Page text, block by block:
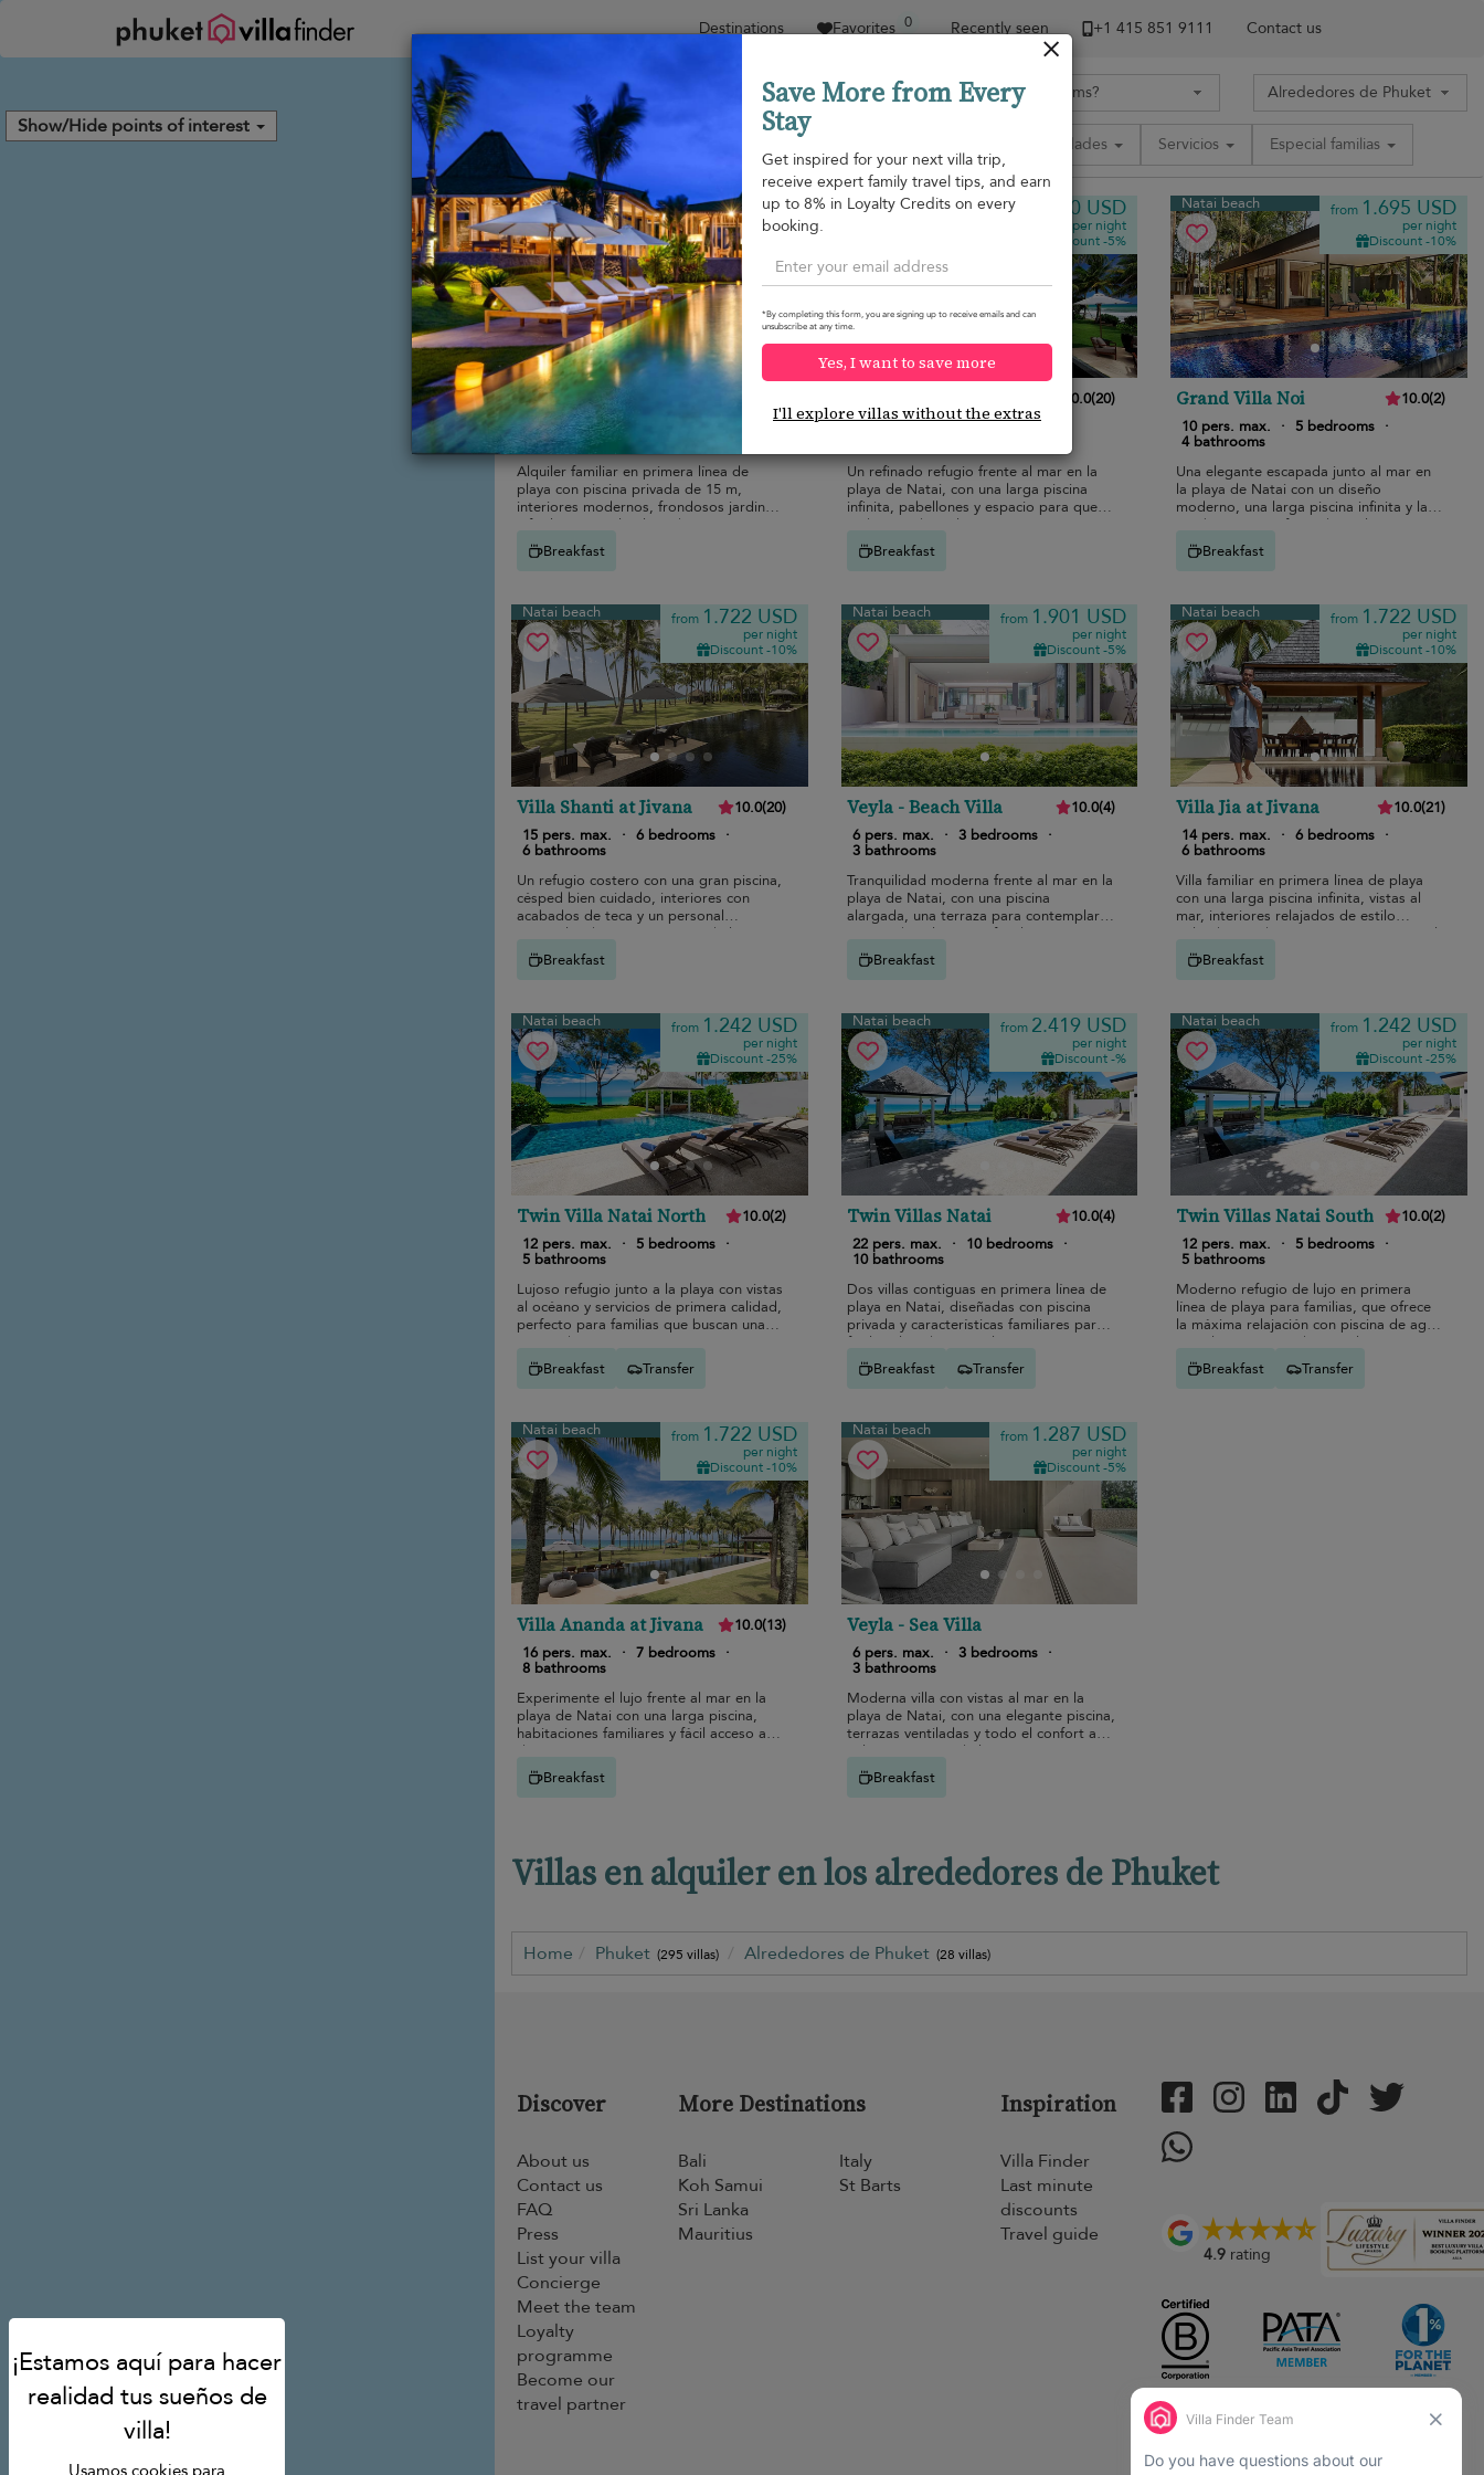
Destinations Favorites 0 Recently seen +1 ​415 851 9111 Contact us
Show/Hide points of interest
Sort by Price range Collecciones Comodidades Servicios Especial familias
Natai beach from900 USD
per night
Discount -10%
Villa Infinity Blue 10.0
9 pers. max. ·
4 bathrooms
Alquiler familiar en primera línea de
playa con piscina privada de 15 m,
interiores modernos, frondosos jardines
y fácil acceso a la playa de Natai para
unas relajadas vacaciones de lujo.
Breakfast
Natai beach from 2.930 USD
per night
Discount -5%
10.0(20)
14 pers. max. · 7 bedrooms
Un refinado refugio frente al mar en la
playa de Natai, con una larga piscina
infinita, pabellones y espacio para que
todos puedan relajarse juntos.
Breakfast
Natai beach from 1.695 USD
per night
Discount -10%
Grand Villa Noi 10.0(2)
10 pers. max.
· 5 bedrooms ·
4 bathrooms
Una elegante escapada junto al mar en
la playa de Natai con un diseño
moderno, una larga piscina infinita y la
combinación perfecta de estilo y
comodidad para familias.
Breakfast
Natai beach from 1.722 USD
per night
Discount -10%
Villa Shanti at Jivana 10.0(20)
15 pers. max.
· 6 bedrooms ·
6 bathrooms
Un refugio costero con una gran piscina,
césped bien cuidado, interiores con
acabados de teca y un personal
especializado a pocos pasos de las
inmaculadas arenas de Natai.
Breakfast
Natai beach from 1.901 USD
per night
Discount -5%
Veyla - Beach Villa 10.0(4)
6 pers. max.
· 3 bedrooms ·
3 bathrooms
Tranquilidad moderna frente al mar en la
playa de Natai, con una piscina
alargada, una terraza para contemplar la
puesta de sol y zonas familiares a pocos
pasos de la arena.
Breakfast
Natai beach from 1.722 USD
per night
Discount -10%
Villa Jia at Jivana 10.0(21)
14 pers. max.
· 6 bedrooms ·
6 bathrooms
Villa familiar en primera línea de playa
con una larga piscina infinita, vistas al
mar, interiores relajados de estilo
tailandés-moderno y un atento personal
para unas vacaciones de lujo
Breakfast
Natai beach from 1.242 USD
per night
Discount -25%
Twin Villa Natai North 10.0(2)
12 pers. max.
· 5 bedrooms ·
5 bathrooms
Lujoso refugio junto a la playa con vistas
al océano y servicios de primera calidad,
perfecto para familias que buscan una
escapada serena.
Breakfast
Transfer
Natai beach from 2.419 USD
per night
Discount -%
Twin Villas Natai 10.0(4)
22 pers. max.
· 10 bedrooms ·
10 bathrooms
Dos villas contiguas en primera línea de
playa en Natai, diseñadas con piscina
privada y características familiares para
facilitar la vida tropical.
Breakfast
Transfer
Natai beach from 1.242 USD
per night
Discount -25%
Twin Villas Natai South 10.0(2)
12 pers. max.
· 5 bedrooms ·
5 bathrooms
Moderno refugio de lujo en primera
línea de playa para familias, que ofrece
la máxima relajación con piscina de agua
cristalina y acceso directo al mar.
Breakfast
Transfer
Natai beach from 1.722 USD
per night
Discount -10%
Villa Ananda at Jivana 10.0(13)
16 pers. max.
· 7 bedrooms ·
8 bathrooms
Experimente el lujo frente al mar en la
playa de Natai con una larga piscina,
habitaciones familiares y fácil acceso a
deportes acuáticos.
Breakfast
Natai beach from 1.287 USD
per night
Discount -5%
Veyla - Sea Villa
6 pers. max. · 3 bedrooms ·
3 bathrooms
Moderna villa con vistas al mar en la
playa de Natai, con una elegante piscina,
terrazas ventiladas y todo el confort a
solo unos pasos de la arena.
Breakfast
Villas en alquiler en los alrededores de Phuket
Home Phuket (295 villas) Alrededores de Phuket (28 villas)
Save More from Every
Stay
Get inspired for your next villa trip,
receive expert family travel tips, and earn
up to 8% in Loyalty Credits on every
booking.
*By completing this form, you are signing up to receive emails and can
unsubscribe at any time.
Yes, I want to save more
I'll explore villas without the extras
Discover
About us
Contact us
FAQ
Press
List your villa
Concierge
Meet the team
Loyalty
programme
Become our
travel partner
More Destinations
Bali
Koh Samui
Sri Lanka
Mauritius
Italy
St Barts
Inspiration
Villa Finder
Last minute
discounts
Travel guide
4.9rating
Panel de gestión de cookies
Usamos cookies para